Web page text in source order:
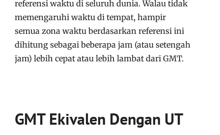
referensi waktu di seluruh dunia. Walau tidak
memengaruhi waktu di tempat, hampir
semua zona waktu berdasarkan referensi ini
dihitung sebagai beberapa jam (atau setengah
jam) lebih cepat atau lebih lambat dari GMT.
GMT Ekivalen Dengan UT